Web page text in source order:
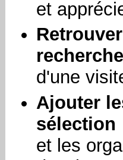
et
d'une
Ajouter
sélection
et les